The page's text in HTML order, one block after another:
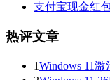
支付宝现金红
热评文章
1Windows 11